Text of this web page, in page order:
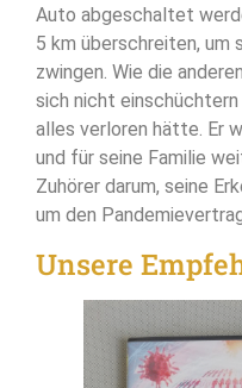
Auto abgeschaltet
5 km überschreiten, um
zwingen. Wie die
sich nicht einschüchtern
alles verloren hätte. Er
und für seine Familie
Zuhörer darum, seine
um den
Unsere